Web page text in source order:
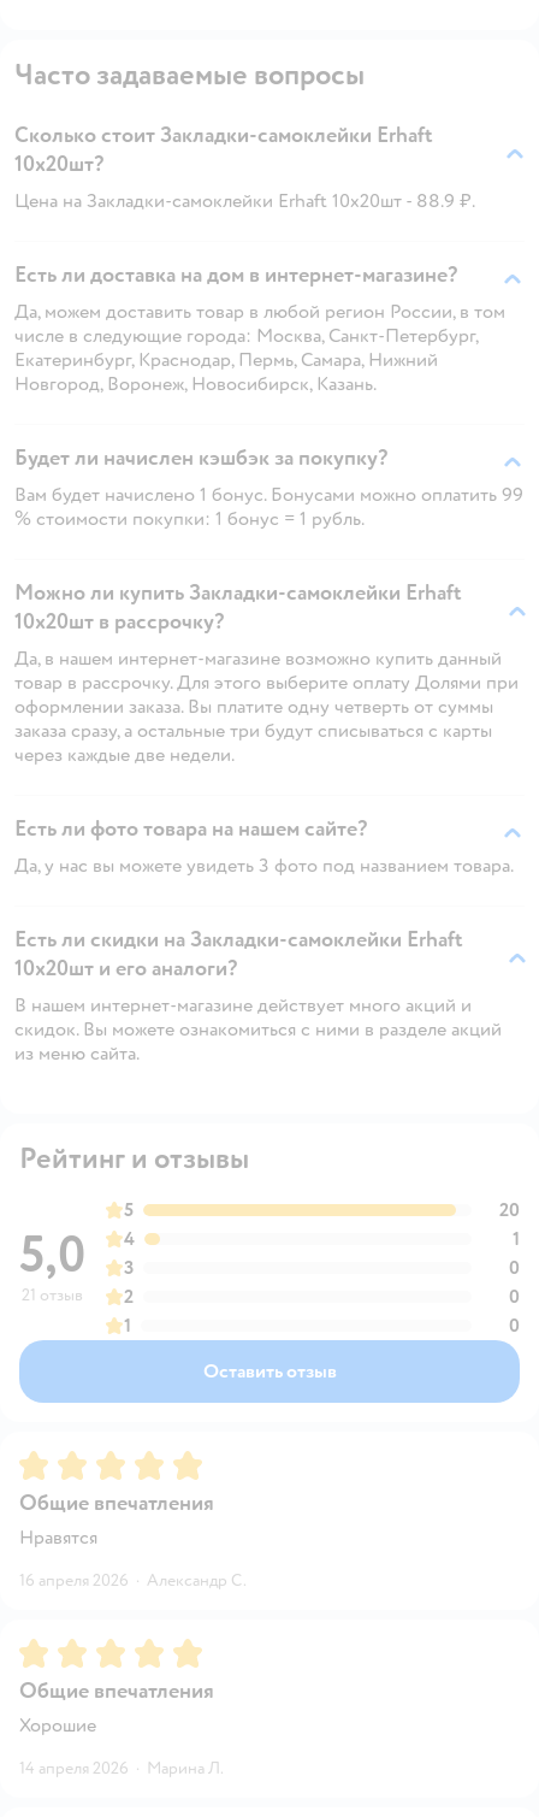
Часто задаваемые вопросы
Сколько стоит Закладки-самоклейки Erhaft
10х20шт?
Цена на Закладки-самоклейки Erhaft 10х20шт - 88.9 ₽.
Есть ли доставка на дом в интернет-магазине?
Да, можем доставить товар в любой регион России, в том
числе в следующие города: Москва, Санкт-Петербург,
Екатеринбург, Краснодар, Пермь, Самара, Нижний
Новгород, Воронеж, Новосибирск, Казань.
Будет ли начислен кэшбэк за покупку?
Вам будет начислено 1 бонус. Бонусами можно оплатить 99
% стоимости покупки: 1 бонус = 1 рубль.
Можно ли купить Закладки-самоклейки Erhaft
10х20шт в рассрочку?
Да, в нашем интернет-магазине возможно купить данный
товар в рассрочку. Для этого выберите оплату Долями при
оформлении заказа. Вы платите одну четверть от суммы
заказа сразу, а остальные три будут списываться с карты
через каждые две недели.
Есть ли фото товара на нашем сайте?
Да, у нас вы можете увидеть 3 фото под названием товара.
Есть ли скидки на Закладки-самоклейки Erhaft
10х20шт и его аналоги?
В нашем интернет-магазине действует много акций и
скидок. Вы можете ознакомиться с ними в разделе акций
из меню сайта.
Рейтинг и отзывы
5,0
21 отзыв
5
20
4
1
3
0
2
0
1
0
Оставить отзыв
Рейтинг:5
Общие впечатления
Нравятся
16 апреля 2026 · Александр С.
Рейтинг:5
Общие впечатления
Хорошие
14 апреля 2026 · Марина Л.